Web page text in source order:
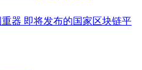
器 即将发布的国家区块链平